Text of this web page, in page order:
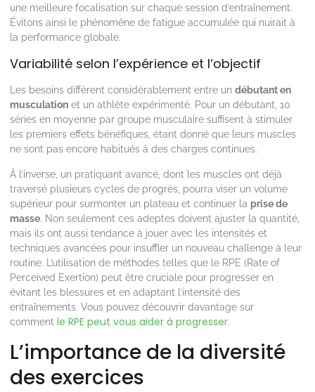
une meilleure focalisation sur chaque session d’entraînement.
Évitons ainsi le phénomène de fatigue accumulée qui nuirait à
la performance globale.
Variabilité selon l’expérience et l’objectif
Les besoins diffèrent considérablement entre un débutant en
musculation et un athlète expérimenté. Pour un débutant, 10
séries en moyenne par groupe musculaire suffisent à stimuler
les premiers effets bénéfiques, étant donné que leurs muscles
ne sont pas encore habitués à des charges continues.
À l’inverse, un pratiquant avancé, dont les muscles ont déjà
traversé plusieurs cycles de progrès, pourra viser un volume
supérieur pour surmonter un plateau et continuer la prise de
masse. Non seulement ces adeptes doivent ajuster la quantité,
mais ils ont aussi tendance à jouer avec les intensités et
techniques avancées pour insuffler un nouveau challenge à leur
routine. L’utilisation de méthodes telles que le RPE (Rate of
Perceived Exertion) peut être cruciale pour progresser en
évitant les blessures et en adaptant l’intensité des
entraînements. Vous pouvez découvrir davantage sur
comment le RPE peut vous aider à progresser.
L’importance de la diversité
des exercices